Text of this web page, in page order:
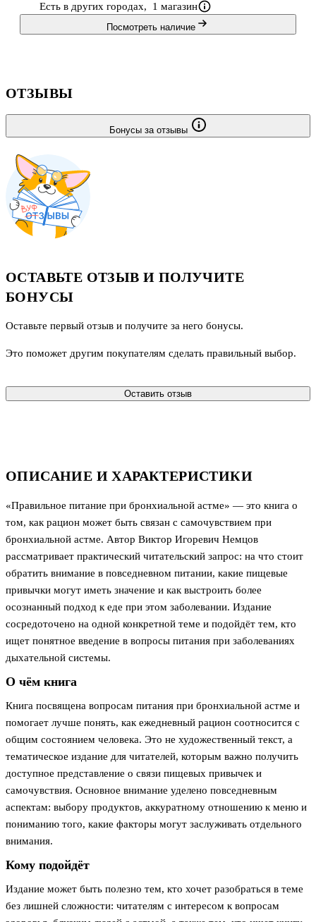
Есть в других городах, 1 магазин
Посмотреть наличие
ОПИСАНИЕ И ХАРАКТЕРИСТИКИ
«Правильное питание при бронхиальной астме» — это книга о
том, как рацион может быть связан с самочувствием при
бронхиальной астме. Автор Виктор Игоревич Немцов
рассматривает практический читательский запрос: на что стоит
обратить внимание в повседневном питании, какие пищевые
привычки могут иметь значение и как выстроить более
осознанный подход к еде при этом заболевании. Издание
сосредоточено на одной конкретной теме и подойдёт тем, кто
ищет понятное введение в вопросы питания при заболеваниях
дыхательной системы.
О чём книга
Книга посвящена вопросам питания при бронхиальной астме и
помогает лучше понять, как ежедневный рацион соотносится с
общим состоянием человека. Это не художественный текст, а
тематическое издание для читателей, которым важно получить
доступное представление о связи пищевых привычек и
самочувствия. Основное внимание уделено повседневным
аспектам: выбору продуктов, аккуратному отношению к меню и
пониманию того, какие факторы могут заслуживать отдельного
внимания.
Кому подойдёт
Издание может быть полезно тем, кто хочет разобраться в теме
без лишней сложности: читателям с интересом к вопросам
ОТЗЫВЫ
Бонусы за отзывы
ОСТАВЬТЕ ОТЗЫВ И ПОЛУЧИТЕ
БОНУСЫ
Оставьте первый отзыв и получите за него бонусы.
Это поможет другим покупателям сделать правильный выбор.
Оставить отзыв